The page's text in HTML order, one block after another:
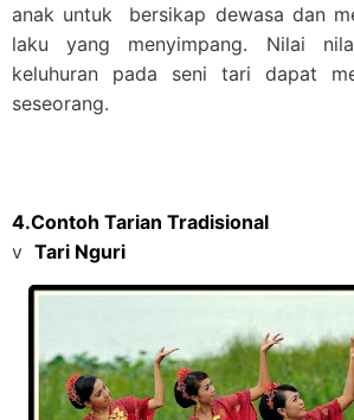
anak untuk bersikap dewasa dan
laku yang menyimpang. Nilai
keluhuran pada seni tari dapat
seseorang.
4.Contoh Tarian Tradisional
v Tari Nguri